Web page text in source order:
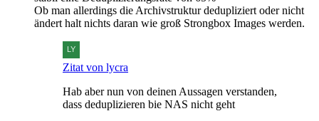
Ob man allerdings die Archivstruktur dedupliziert oder nicht
ändert halt nichts daran wie groß Strongbox Images werden.
Zitat von lycra
Hab aber nun von deinen Aussagen verstanden,
dass deduplizieren bie NAS nicht geht